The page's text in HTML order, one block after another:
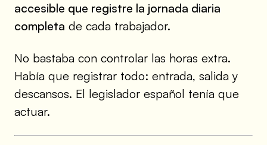
accesible que registre la jornada diaria
completa de cada trabajador.
No bastaba con controlar las horas extra.
Había que registrar todo: entrada, salida y
descansos. El legislador español tenía que
actuar.